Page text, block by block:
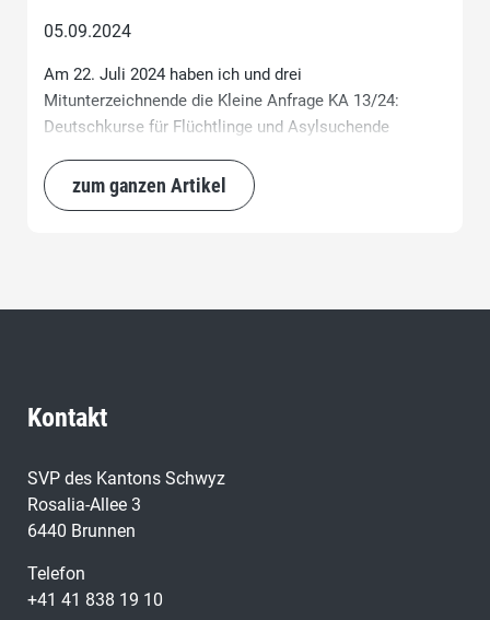
05.09.2024
Am 22. Juli 2024 haben ich und drei
Mitunterzeichnende die Kleine Anfrage KA 13/24:
Deutschkurse für Flüchtlinge und Asylsuchende
wurde. In der Anfrage ging es um Deutschkurse für
Flüchtlinge und Asylsuchende, die Aufsichtspflicht des
zum ganzen Artikel
Kontakt
SVP des Kantons Schwyz
Rosalia-Allee 3
6440 Brunnen
Telefon
+41 41 838 19 10